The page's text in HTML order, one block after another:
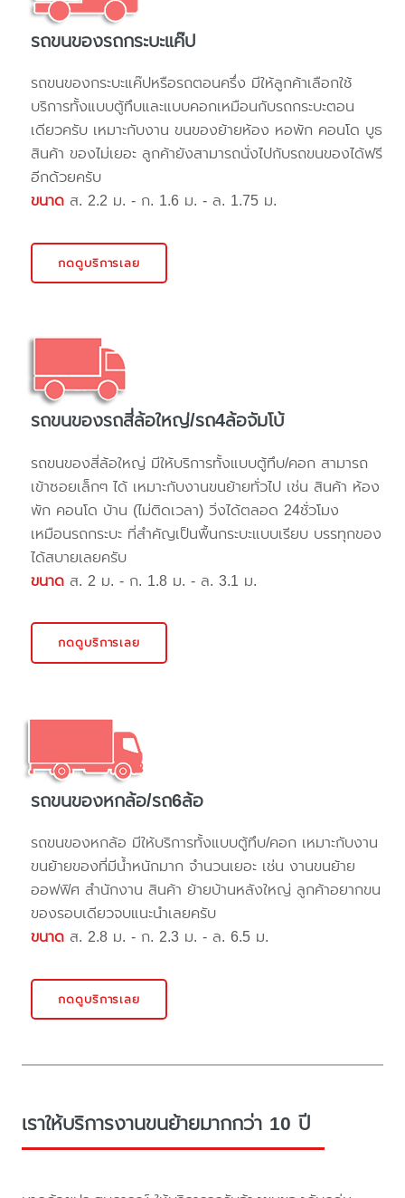
รถขนของรถกระบะแค๊ป
รถขนของกระบะแค๊ปหรือรถตอนครึ่ง มีให้ลูกค้าเลือกใช้
บริการทั้งแบบตู้ทึบและแบบคอกเหมือนกับรถกระบะตอน
เดียวครับ เหมาะกับงาน ขนของย้ายห้อง หอพัก คอนโด บูธ
สินค้า ของไม่เยอะ ลูกค้ายังสามารถนั่งไปกับรถขนของได้ฟรี
อีกด้วยครับ
ขนาด ส. 2.2 ม. - ก. 1.6 ม. - ล. 1.75 ม.
กดดูบริการเลย
รถขนของรถสี่ล้อใหญ่/รถ4ล้อจัมโบ้
รถขนของสี่ล้อใหญ่ มีให้บริการทั้งแบบตู้ทึบ/คอก สามารถ
เข้าซอยเล็กๆ ได้ เหมาะกับงานขนย้ายทั่วไป เช่น สินค้า ห้อง
พัก คอนโด บ้าน (ไม่ติดเวลา) วิ่งได้ตลอด 24ชั่วโมง
เหมือนรถกระบะ ที่สำคัญเป็นพื้นกระบะแบบเรียบ บรรทุกของ
ได้สบายเลยครับ
ขนาด ส. 2 ม. - ก. 1.8 ม. - ล. 3.1 ม.
กดดูบริการเลย
รถขนของหกล้อ/รถ6ล้อ
รถขนของหกล้อ มีให้บริการทั้งแบบตู้ทึบ/คอก เหมาะกับงาน
ขนย้ายของที่มีน้ำหนักมาก จำนวนเยอะ เช่น งานขนย้าย
ออฟฟิศ สำนักงาน สินค้า ย้ายบ้านหลังใหญ่ ลูกค้าอยากขน
ของรอบเดียวจบแนะนำเลยครับ
ขนาด ส. 2.8 ม. - ก. 2.3 ม. - ล. 6.5 ม.
กดดูบริการเลย
เราให้บริการงานขนย้ายมากกว่า 10 ปี